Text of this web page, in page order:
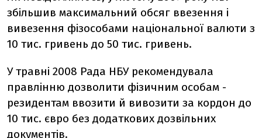
збільшив максимальний обсяг ввезення і
вивезення фізособами національної валюти з
10 тис. гривень до 50 тис. гривень.
У травні 2008 Рада НБУ рекомендувала
правлінню дозволити фізичним особам -
резидентам ввозити й вивозити за кордон до
10 тис. євро без додаткових дозвільних
документів.